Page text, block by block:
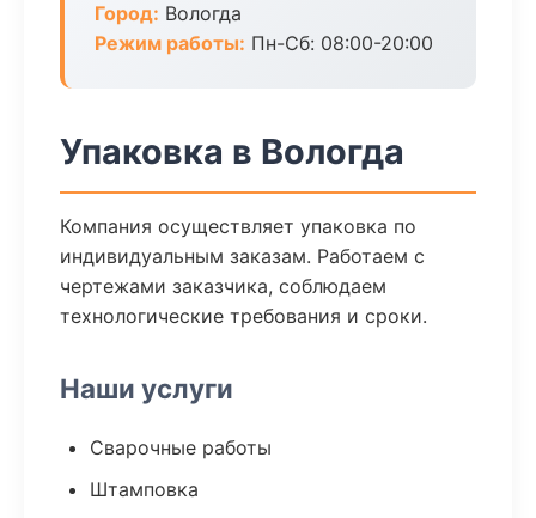
Город: Вологда
Режим работы: Пн-Сб: 08:00-20:00
Упаковка в Вологда
Компания осуществляет упаковка по
индивидуальным заказам. Работаем с
чертежами заказчика, соблюдаем
технологические требования и сроки.
Наши услуги
Сварочные работы
Штамповка